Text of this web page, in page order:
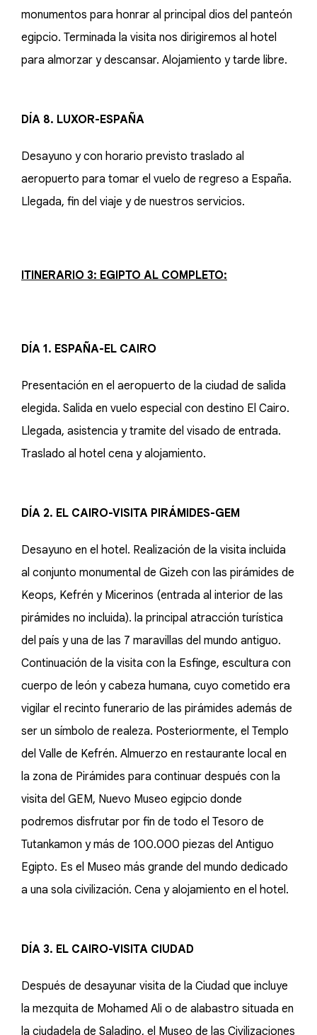
monumentos para honrar al principal dios del panteón
egipcio. Terminada la visita nos dirigiremos al hotel
para almorzar y descansar. Alojamiento y tarde libre.
DÍA 8. LUXOR-ESPAÑA
Desayuno y con horario previsto traslado al
aeropuerto para tomar el vuelo de regreso a España.
Llegada, fin del viaje y de nuestros servicios.
ITINERARIO 3: EGIPTO AL COMPLETO:
DÍA 1. ESPAÑA-EL CAIRO
Presentación en el aeropuerto de la ciudad de salida
elegida. Salida en vuelo especial con destino El Cairo.
Llegada, asistencia y tramite del visado de entrada.
Traslado al hotel cena y alojamiento.
DÍA 2. EL CAIRO-VISITA PIRÁMIDES-GEM
Desayuno en el hotel. Realización de la visita incluida
al conjunto monumental de Gizeh con las pirámides de
Keops, Kefrén y Micerinos (entrada al interior de las
pirámides no incluida). la principal atracción turística
del país y una de las 7 maravillas del mundo antiguo.
Continuación de la visita con la Esfinge, escultura con
cuerpo de león y cabeza humana, cuyo cometido era
vigilar el recinto funerario de las pirámides además de
ser un símbolo de realeza. Posteriormente, el Templo
del Valle de Kefrén. Almuerzo en restaurante local en
la zona de Pirámides para continuar después con la
visita del GEM, Nuevo Museo egipcio donde
podremos disfrutar por fin de todo el Tesoro de
Tutankamon y más de 100.000 piezas del Antiguo
Egipto. Es el Museo más grande del mundo dedicado
a una sola civilización. Cena y alojamiento en el hotel.
DÍA 3. EL CAIRO-VISITA CIUDAD
Después de desayunar visita de la Ciudad que incluye
la mezquita de Mohamed Ali o de alabastro situada en
la ciudadela de Saladino, el Museo de las Civilizaciones